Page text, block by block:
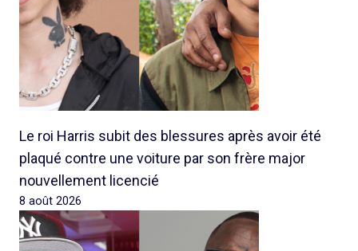
Le roi Harris subit des blessures après avoir été
plaqué contre une voiture par son frère major
nouvellement licencié
8 août 2026